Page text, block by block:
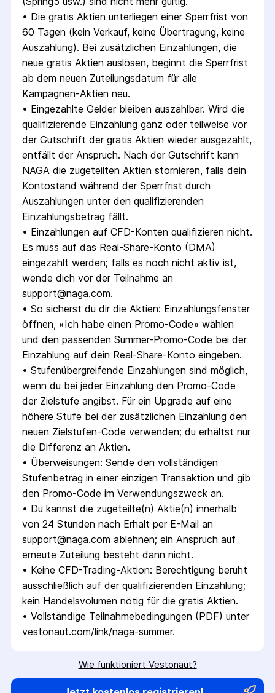
• Die gratis Aktien unterliegen einer Sperrfrist von
60 Tagen (kein Verkauf, keine Übertragung, keine
Auszahlung). Bei zusätzlichen Einzahlungen, die
neue gratis Aktien auslösen, beginnt die Sperrfrist
ab dem neuen Zuteilungsdatum für alle
Kampagnen-Aktien neu.
• Eingezahlte Gelder bleiben auszahlbar. Wird die
qualifizierende Einzahlung ganz oder teilweise vor
der Gutschrift der gratis Aktien wieder ausgezahlt,
entfällt der Anspruch. Nach der Gutschrift kann
NAGA die zugeteilten Aktien stornieren, falls dein
Kontostand während der Sperrfrist durch
Auszahlungen unter den qualifizierenden
Einzahlungsbetrag fällt.
• Einzahlungen auf CFD-Konten qualifizieren nicht.
Es muss auf das Real-Share-Konto (DMA)
eingezahlt werden; falls es noch nicht aktiv ist,
support@naga.com.
• So sicherst du dir die Aktien: Einzahlungsfenster
öffnen, «Ich habe einen Promo-Code» wählen
und den passenden Summer-Promo-Code bei der
Einzahlung auf dein Real-Share-Konto eingeben.
• Stufenübergreifende Einzahlungen sind möglich,
wenn du bei jeder Einzahlung den Promo-Code
der Zielstufe angibst. Für ein Upgrade auf eine
höhere Stufe bei der zusätzlichen Einzahlung den
neuen Zielstufen-Code verwenden; du erhältst nur
die Differenz an Aktien.
• Überweisungen: Sende den vollständigen
Stufenbetrag in einer einzigen Transaktion und gib
den Promo-Code im Verwendungszweck an.
• Du kannst die zugeteilte(n) Aktie(n) innerhalb
support@naga.com ablehnen; ein Anspruch auf
erneute Zuteilung besteht dann nicht.
• Keine CFD-Trading-Aktion: Berechtigung beruht
ausschließlich auf der qualifizierenden Einzahlung;
kein Handelsvolumen nötig für die gratis Aktien.
• Vollständige Teilnahmebedingungen (PDF) unter
vestonaut.com/link/naga-summer.
Wie funktioniert Vestonaut?